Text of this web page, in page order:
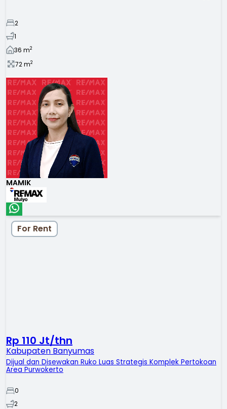
2
1
36 m2
72m2
MAMIK
For Rent
Rp 110 Jt/thn
Kabupaten Banyumas
Dijual dan Disewakan Ruko Luas Strategis Komplek Pertokoan
Area Purwokerto
0
2